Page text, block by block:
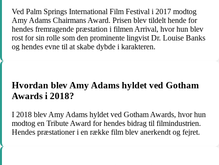
Ved Palm Springs International Film Festival i 2017 modtog
Amy Adams Chairmans Award. Prisen blev tildelt hende for
hendes fremragende præstation i filmen Arrival, hvor hun blev
rost for sin rolle som den prominente lingvist Dr. Louise Banks
og hendes evne til at skabe dybde i karakteren.
Hvordan blev Amy Adams hyldet ved Gotham
Awards i 2018?
I 2018 blev Amy Adams hyldet ved Gotham Awards, hvor hun
modtog en Tribute Award for hendes bidrag til filmindustrien.
Hendes præstationer i en række film blev anerkendt og fejret.